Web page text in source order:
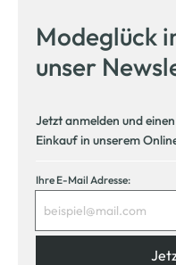
Modeglück
unser
Jetzt anmelden und einen
Einkauf in unserem
Ihre E-Mail Adresse: